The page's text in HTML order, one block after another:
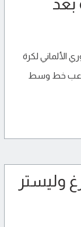
بعد
الألماني لكرة
لاعب خط وسط
وليستر